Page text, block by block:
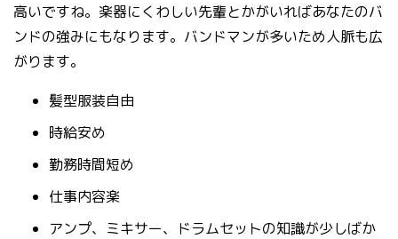
高いですね。楽器にくわしい先輩とかがいればあなたのバ
ンドの強みにもなります。バンドマンが多いため人脈も広
がります。
髪型服装自由
時給安め
勤務時間短め
仕事内容楽
アンプ、ミキサー、ドラムセットの知識が少しばか